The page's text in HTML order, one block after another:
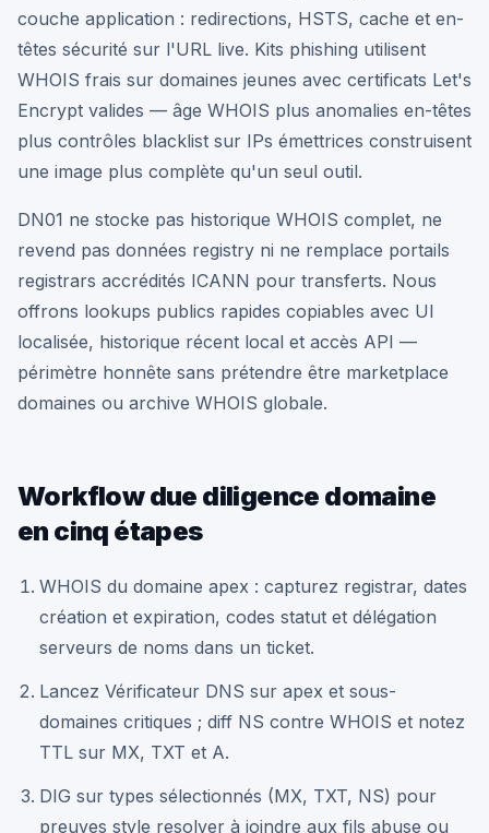
couche application : redirections, HSTS, cache et en-
têtes sécurité sur l'URL live. Kits phishing utilisent
WHOIS frais sur domaines jeunes avec certificats Let's
Encrypt valides — âge WHOIS plus anomalies en-têtes
plus contrôles blacklist sur IPs émettrices construisent
une image plus complète qu'un seul outil.
DN01 ne stocke pas historique WHOIS complet, ne
revend pas données registry ni ne remplace portails
registrars accrédités ICANN pour transferts. Nous
offrons lookups publics rapides copiables avec UI
localisée, historique récent local et accès API —
périmètre honnête sans prétendre être marketplace
domaines ou archive WHOIS globale.
Workflow due diligence domaine
en cinq étapes
WHOIS du domaine apex : capturez registrar, dates
création et expiration, codes statut et délégation
serveurs de noms dans un ticket.
Lancez Vérificateur DNS sur apex et sous-
domaines critiques ; diff NS contre WHOIS et notez
TTL sur MX, TXT et A.
DIG sur types sélectionnés (MX, TXT, NS) pour
preuves style resolver à joindre aux fils abuse ou